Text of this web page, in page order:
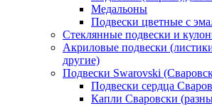
Медальоны
Подвески цветные с
Стеклянные подвески и
Акриловые подвески
другие)
Подвески Swarovski
Подвески сердца
Капли Сваровски